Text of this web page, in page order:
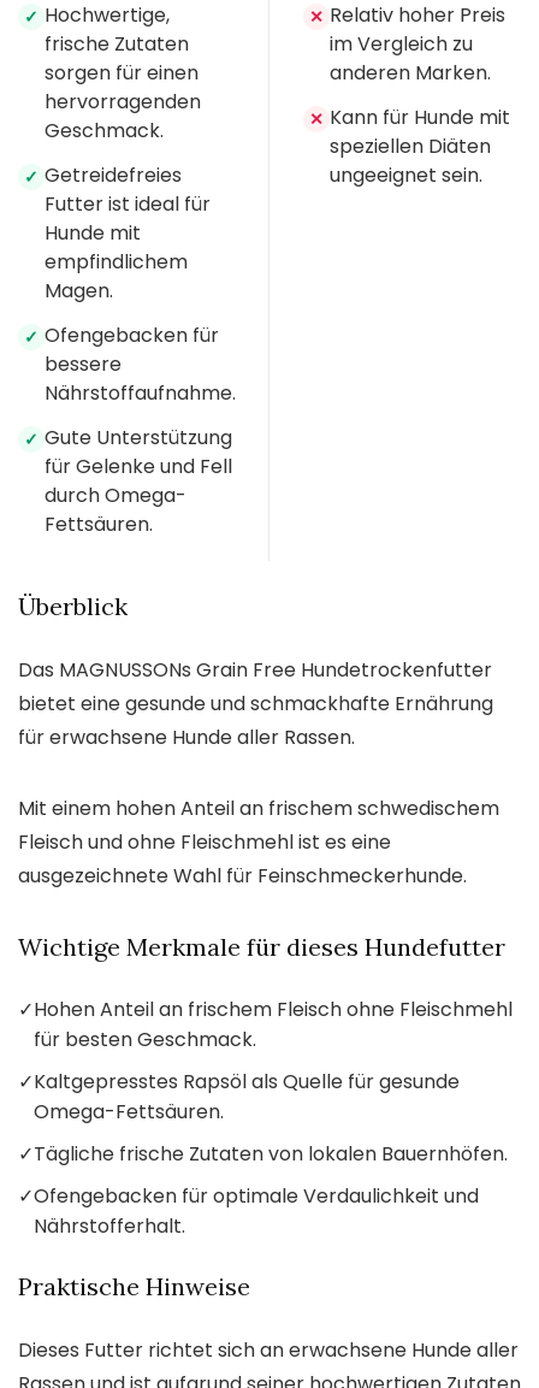
✓ Hochwertige,
frische Zutaten
sorgen für einen
hervorragenden
Geschmack.
✓ Getreidefreies
Futter ist ideal für
Hunde mit
empfindlichem
Magen.
✓ Ofengebacken für
bessere
Nährstoffaufnahme.
✓ Gute Unterstützung
für Gelenke und Fell
durch Omega-
Fettsäuren.
✕ Relativ hoher Preis
im Vergleich zu
anderen Marken.
✕ Kann für Hunde mit
speziellen Diäten
ungeeignet sein.
Überblick
Das MAGNUSSONs Grain Free Hundetrockenfutter
bietet eine gesunde und schmackhafte Ernährung
für erwachsene Hunde aller Rassen.
Mit einem hohen Anteil an frischem schwedischem
Fleisch und ohne Fleischmehl ist es eine
ausgezeichnete Wahl für Feinschmeckerhunde.
Wichtige Merkmale für dieses Hundefutter
✓Hohen Anteil an frischem Fleisch ohne Fleischmehl
für besten Geschmack.
✓Kaltgepresstes Rapsöl als Quelle für gesunde
Omega-Fettsäuren.
✓Tägliche frische Zutaten von lokalen Bauernhöfen.
✓Ofengebacken für optimale Verdaulichkeit und
Nährstofferhalt.
Praktische Hinweise
Dieses Futter richtet sich an erwachsene Hunde aller